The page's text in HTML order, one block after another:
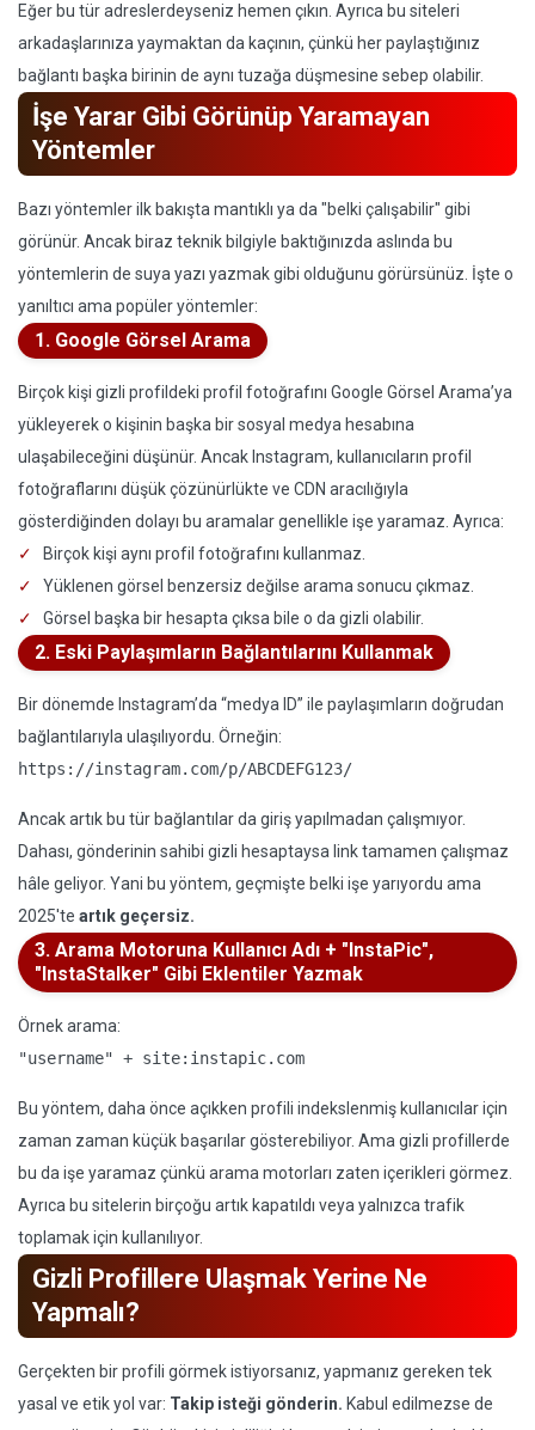
Eğer bu tür adreslerdeyseniz hemen çıkın. Ayrıca bu siteleri
arkadaşlarınıza yaymaktan da kaçının, çünkü her paylaştığınız
bağlantı başka birinin de aynı tuzağa düşmesine sebep olabilir.
İşe Yarar Gibi Görünüp Yaramayan
Yöntemler
Bazı yöntemler ilk bakışta mantıklı ya da "belki çalışabilir" gibi
görünür. Ancak biraz teknik bilgiyle baktığınızda aslında bu
yöntemlerin de suya yazı yazmak gibi olduğunu görürsünüz. İşte o
yanıltıcı ama popüler yöntemler:
1. Google Görsel Arama
Birçok kişi gizli profildeki profil fotoğrafını Google Görsel Arama’ya
yükleyerek o kişinin başka bir sosyal medya hesabına
ulaşabileceğini düşünür. Ancak Instagram, kullanıcıların profil
fotoğraflarını düşük çözünürlükte ve CDN aracılığıyla
gösterdiğinden dolayı bu aramalar genellikle işe yaramaz. Ayrıca:
Birçok kişi aynı profil fotoğrafını kullanmaz.
Yüklenen görsel benzersiz değilse arama sonucu çıkmaz.
Görsel başka bir hesapta çıksa bile o da gizli olabilir.
2. Eski Paylaşımların Bağlantılarını Kullanmak
Bir dönemde Instagram’da “medya ID” ile paylaşımların doğrudan
bağlantılarıyla ulaşılıyordu. Örneğin:
https://instagram.com/p/ABCDEFG123/
Ancak artık bu tür bağlantılar da giriş yapılmadan çalışmıyor.
Dahası, gönderinin sahibi gizli hesaptaysa link tamamen çalışmaz
hâle geliyor. Yani bu yöntem, geçmişte belki işe yarıyordu ama
2025'te artık geçersiz.
3. Arama Motoruna Kullanıcı Adı + "InstaPic",
"InstaStalker" Gibi Eklentiler Yazmak
Örnek arama:
"username" + site:instapic.com
Bu yöntem, daha önce açıkken profili indekslenmiş kullanıcılar için
zaman zaman küçük başarılar gösterebiliyor. Ama gizli profillerde
bu da işe yaramaz çünkü arama motorları zaten içerikleri görmez.
Ayrıca bu sitelerin birçoğu artık kapatıldı veya yalnızca trafik
toplamak için kullanılıyor.
Gizli Profillere Ulaşmak Yerine Ne
Yapmalı?
Gerçekten bir profili görmek istiyorsanız, yapmanız gereken tek
yasal ve etik yol var: Takip isteği gönderin. Kabul edilmezse de